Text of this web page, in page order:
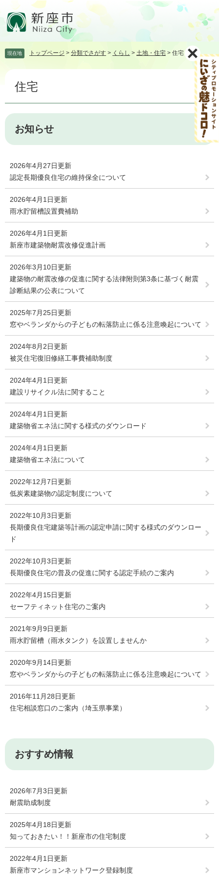
頭飛
へ
現在地 トップページ > 分類でさがす > くらし > 土地・住宅 > 住宅
本
住宅
お知らせ
2026年4月27日更新
認定長期優良住宅の維持保全について
2026年4月1日更新
雨水貯留槽設置費補助
2026年4月1日更新
新座市建築物耐震改修促進計画
2026年3月10日更新
建築物の耐震改修の促進に関する法律附則第3条に基づく耐震
診断結果の公表について
2025年7月25日更新
窓やベランダからの子どもの転落防止に係る注意喚起について
2024年8月2日更新
被災住宅復旧修繕工事費補助制度
2024年4月1日更新
建設リサイクル法に関すること
2024年4月1日更新
建築物省エネ法に関する様式のダウンロード
2024年4月1日更新
建築物省エネ法について
2022年12月7日更新
低炭素建築物の認定制度について
2022年10月3日更新
長期優良住宅建築等計画の認定申請に関する様式のダウンロー
ド
2022年10月3日更新
長期優良住宅の普及の促進に関する認定手続のご案内
2022年4月15日更新
セーフティネット住宅のご案内
2021年9月9日更新
雨水貯留槽（雨水タンク）を設置しませんか
2020年9月14日更新
窓やベランダからの子どもの転落防止に係る注意喚起について
2016年11月28日更新
住宅相談窓口のご案内（埼玉県事業）
おすすめ情報
2026年7月3日更新
耐震助成制度
2025年4月18日更新
知っておきたい！！新座市の住宅制度
2022年4月1日更新
新座市マンションネットワーク登録制度